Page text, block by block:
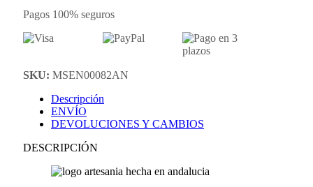
Pagos 100% seguros
SKU: MSEN00082AN
Descripción
ENVÍO
DEVOLUCIONES Y CAMBIOS
DESCRIPCIÓN